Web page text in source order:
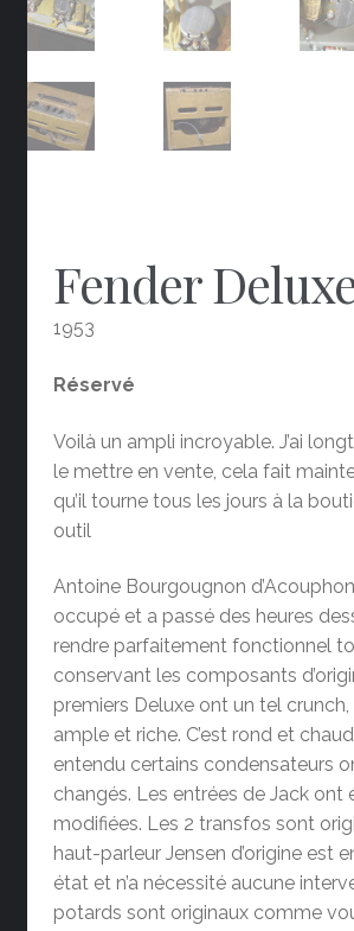
Fender
1953
Réservé
Voilà un ampli incroyable. J’ai
le mettre en vente, cela fait
qu’il tourne tous les jours à la
outil
Antoine Bourgougnon
occupé et a passé des heures
rendre parfaitement fonctionnel
conservant les composants
premiers Deluxe ont un tel
ample et riche. C’est rond et
entendu certains condensateurs
changés. Les entrées de Jack ont
modifiées. Les 2 transfos sont
haut-parleur Jensen d’origine est
état et n’a nécessité aucune
potards sont originaux comme